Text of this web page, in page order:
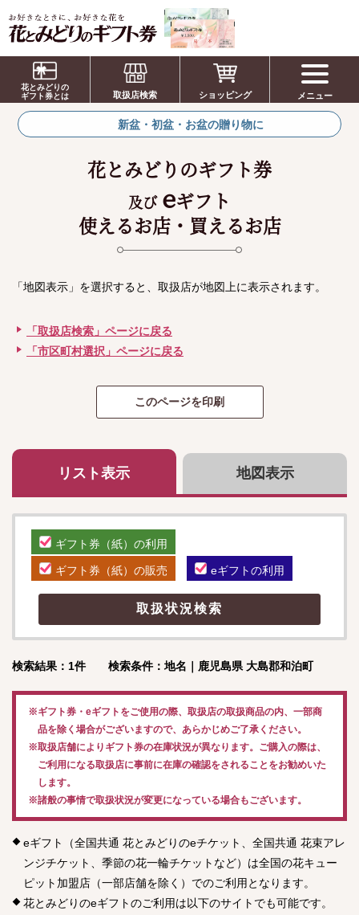
お祝い、お盆、新盆、お彼岸、喪中、お供
え、見舞い、返事、供花、線香贈答におすす
めのギフト
花とみどりの
ギフト券とは
取扱店検索 ショッピング メニュー
新盆・初盆・お盆の贈り物に
花とみどりのギフト券
及び eギフト
使えるお店・買えるお店
「地図表示」を選択すると、取扱店が地図上に表示されます。
「取扱店検索」ページに戻る
「市区町村選択」ページに戻る
リスト表示 地図表示
ギフト券（紙）の利用
ギフト券（紙）の販売 eギフトの利用
検索結果：1件 検索条件：地名｜鹿児島県 大島郡和泊町
※ギフト券・eギフトをご使用の際、取扱店の取扱商品の内、一部商
品を除く場合がございますので、あらかじめご了承ください。
※取扱店舗によりギフト券の在庫状況が異なります。ご購入の際は、
ご利用になる取扱店に事前に在庫の確認をされることをお勧めいた
します。
※諸般の事情で取扱状況が変更になっている場合もございます。
eギフト（全国共通 花とみどりのeチケット、全国共通 花束アレ
ンジチケット、季節の花一輪チケットなど）は全国の花キュー
ピット加盟店（一部店舗を除く）でのご利用となります。
花とみどりのeギフトのご利用は以下のサイトでも可能です。